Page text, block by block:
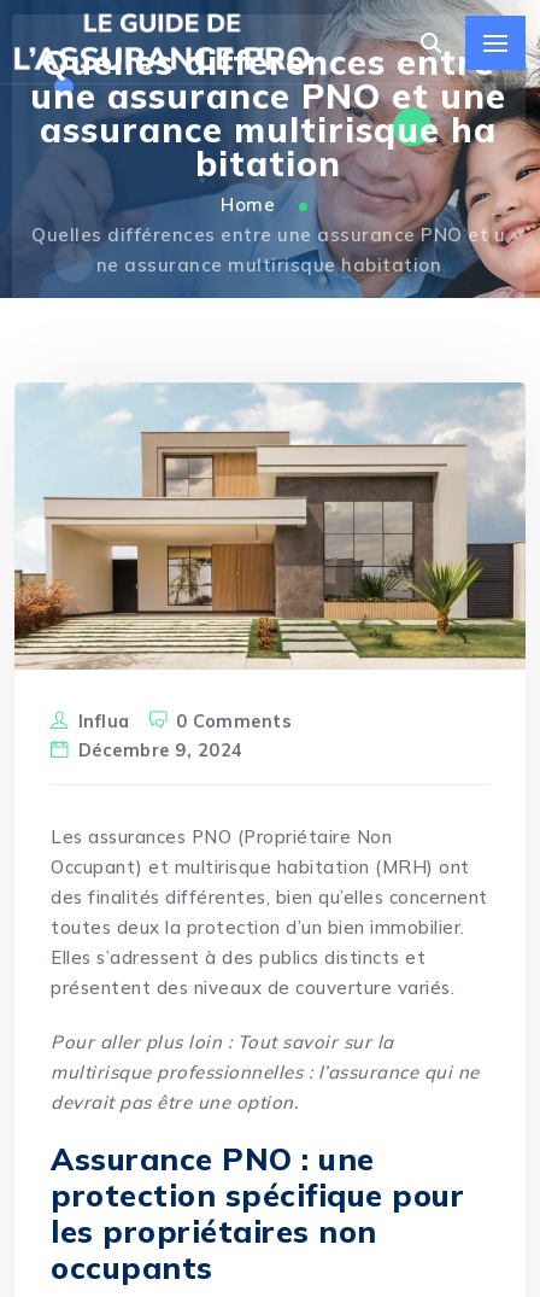
Quelles différences entre
une assurance PNO et une
assurance multirisque ha
bitation
Home
Quelles différences entre une assurance PNO et u
ne assurance multirisque habitation
Influa
0 Comments
Décembre 9, 2024
Les assurances PNO (Propriétaire Non
Occupant) et multirisque habitation (MRH) ont
des finalités différentes, bien qu’elles concernent
toutes deux la protection d’un bien immobilier.
Elles s’adressent à des publics distincts et
présentent des niveaux de couverture variés.
Pour aller plus loin : Tout savoir sur la
multirisque professionnelles : l’assurance qui ne
devrait pas être une option.
Assurance PNO : une
protection spécifique pour
les propriétaires non
occupants